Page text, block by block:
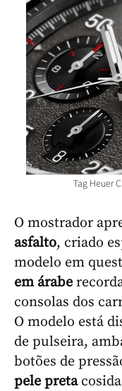
Tag Heuer
O mostrador
asfalto, criado
modelo em
em árabe
consolas dos
O modelo está
de pulseira,
botões de
pele preta